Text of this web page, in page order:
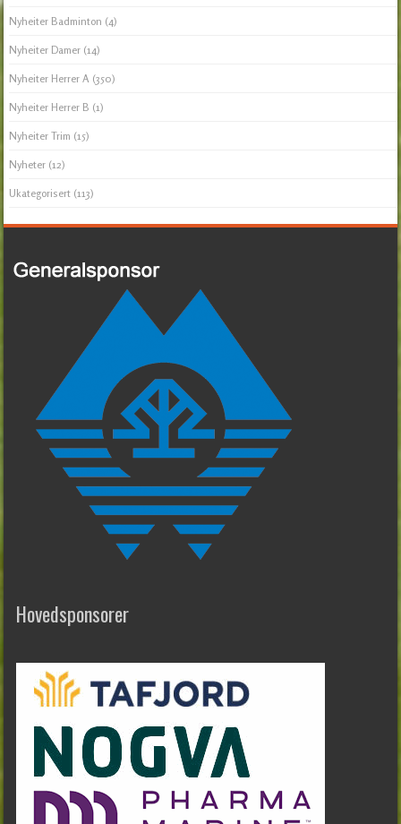
Nyheiter Badminton (4)
Nyheiter Damer (14)
Nyheiter Herrer A (350)
Nyheiter Herrer B (1)
Nyheiter Trim (15)
Nyheter (12)
Ukategorisert (113)
Hovedsponsorer